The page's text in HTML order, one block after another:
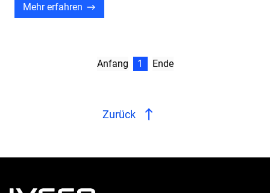
Mehr erfahren
Anfang 1 Ende
Zurück